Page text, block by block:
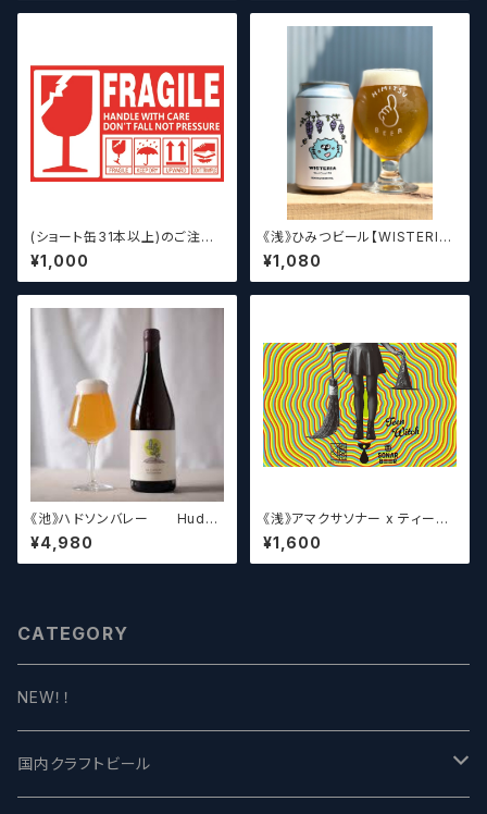
(ショート缶31本以上)のご注文
の場合いこちらをご購入くださ
い。 【クラフトビール】
¥1,000
《浅》ひみつビール【WISTERIA】
／ ウィステリア
¥1,080
《池》ハドソンバレー Hudso
n Valley Blossom
¥4,980
《浅》アマクサソナー x ティーン
エイジ x ウィッチクラフト / Am
akusa sonar x Teenage Br
ewing ×WITCH CRAFT Tee
¥1,600
CATEGORY
NEW！！
国内クラフトビール